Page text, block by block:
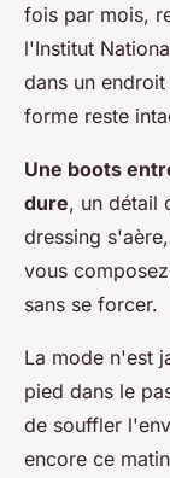
fois par mois,
l'Institut
dans un
forme reste
Une boots
dure, un détail
dressing
vous
sans se forcer.
La mode n'est
pied dans le
de souffler
encore ce